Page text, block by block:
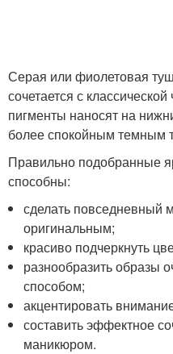
Серая или фиолетовая
сочетается с
пигменты наносят на
более спокойным темным
Правильно подобранные
способны:
сделать повседневный
оригинальным;
красиво подчеркнуть
разнообразить образы
способом;
акцентировать
составить эффектное
маникюром.